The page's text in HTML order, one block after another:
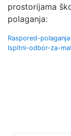
prostorijama
polaganja:
Raspored-
Ispitni-odbor-za-